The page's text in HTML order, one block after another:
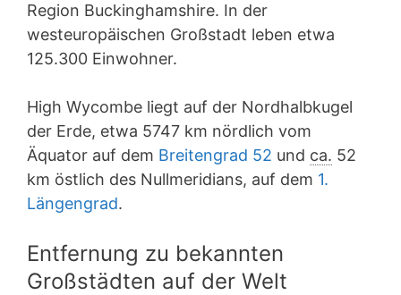
Region Buckinghamshire. In der
westeuropäischen Großstadt leben etwa
125.300 Einwohner.
High Wycombe liegt auf der Nordhalbkugel
der Erde, etwa 5747 km nördlich vom
Äquator auf dem Breitengrad 52 und ca. 52
km östlich des Nullmeridians, auf dem 1.
Längengrad.
Entfernung zu bekannten
Großstädten auf der Welt